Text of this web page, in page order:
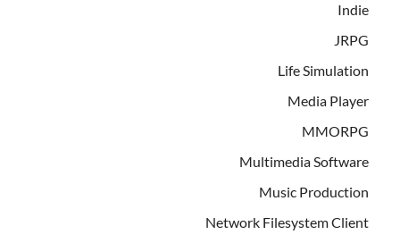
Indie
JRPG
Life Simulation
Media Player
MMORPG
Multimedia Software
Music Production
Network Filesystem Client